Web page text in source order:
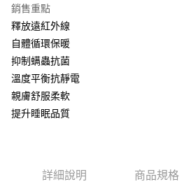
運送方式
物流宅配
每筆NT$150，滿NT$1,599(含以上)免運費
銷售重點
釋放遠紅外線
自體循環保暖
抑制螨蟲抗菌
溫度平衡抗靜電
親膚舒服柔軟
提升睡眠品質
詳細說明 商品規格